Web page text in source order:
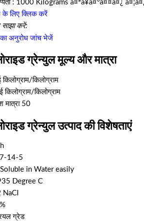
: 1000 Kilograms à¤ªà¥à¤°à¤¤à¤¿
लिए क्लिक करें
साझा करें:
अनुरोध जांच भेजें
ग्रेन्युल मूल्य और मात्रा
किलोग्राम/किलोग्राम
किलोग्राम/किलोग्राम
50
ग्रेन्युल उत्पाद की विशेषताएं
14-5
Soluble in Water easily
Degree C
NaCI
ग्रेड